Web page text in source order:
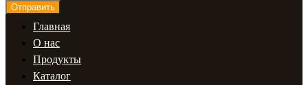
Отправить
Главная
О нас
Продукты
Каталог